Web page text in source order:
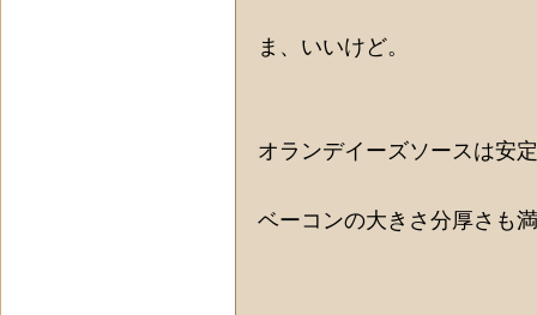
ま、いいけど。
オランデイーズソースは安
ベーコンの大きさ分厚さも